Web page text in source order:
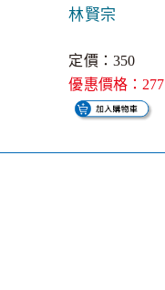
林賢宗
定價：350
優惠價格：277